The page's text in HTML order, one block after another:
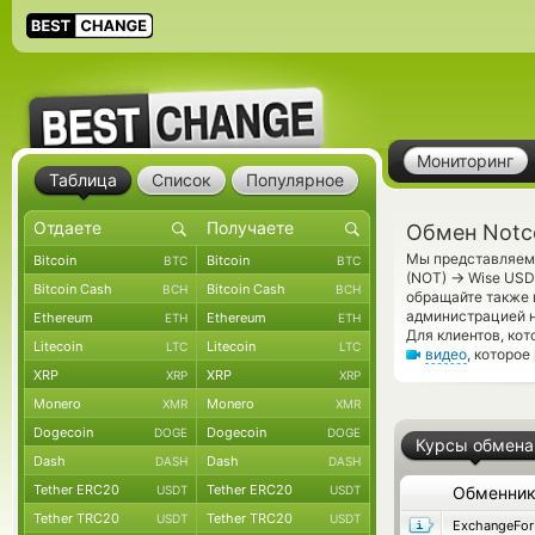
Мониторинг
Обмен
Мы
(NOT) → Wise
обращайте также
администрацией
Для клиентов,
видео,
Курсы обмена
Обменник
Таблица Список Популярное
Bitcoin BTC Bitcoin BTC
Bitcoin Cash BCH Bitcoin Cash BCH
Ethereum ETH Ethereum ETH
Litecoin LTC Litecoin LTC
XRP XRP XRP XRP
Monero XMR Monero XMR
Dogecoin DOGE Dogecoin DOGE
Dash DASH Dash DASH
Tether ERC20 USDT Tether ERC20 USDT
Tether TRC20 USDT Tether TRC20 USDT